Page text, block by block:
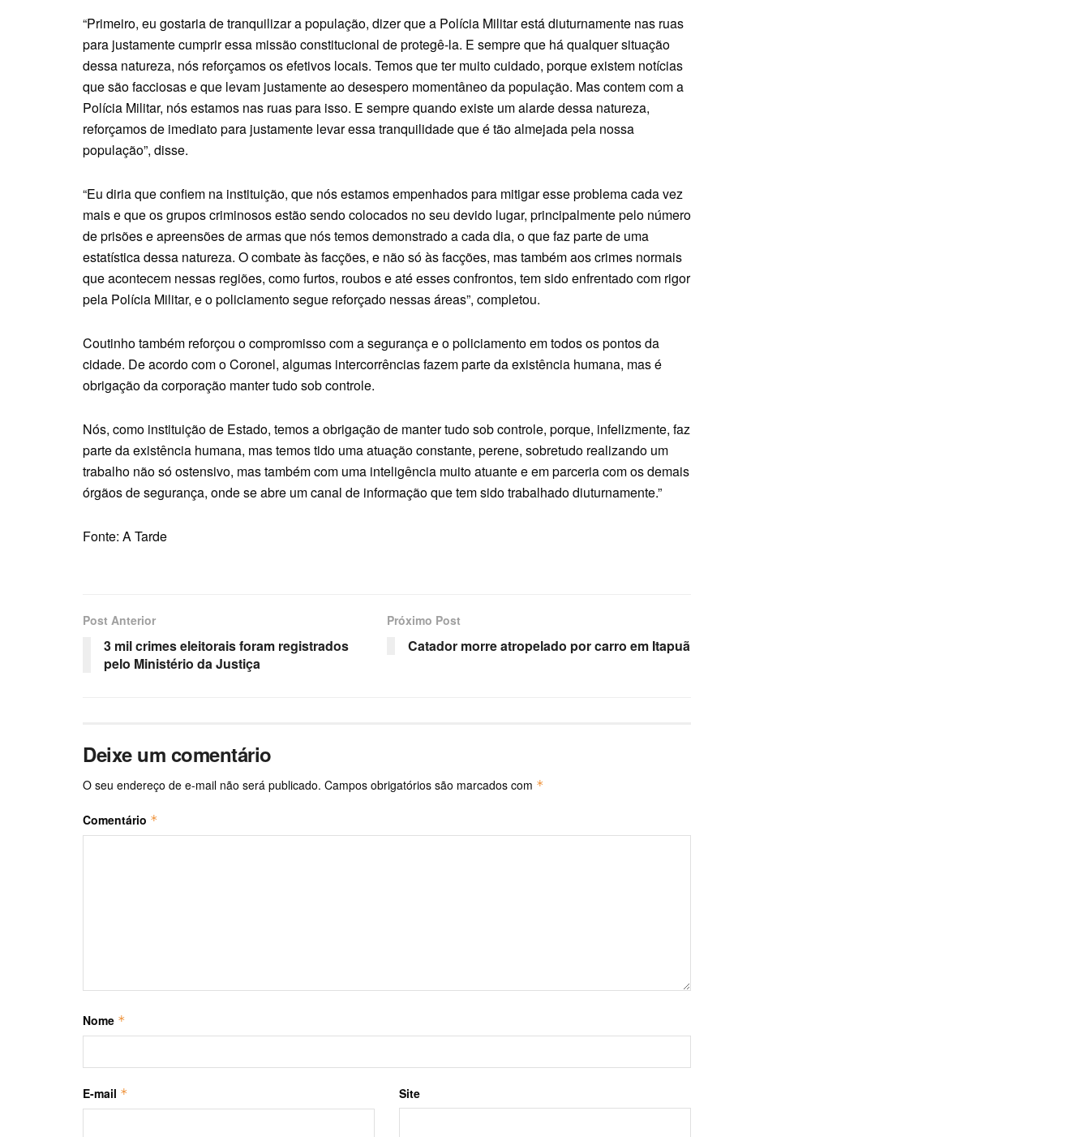
“Primeiro, eu gostaria de tranquilizar a população, dizer que a Polícia Militar está diuturnamente nas ruas
para justamente cumprir essa missão constitucional de protegê-la. E sempre que há qualquer situação
dessa natureza, nós reforçamos os efetivos locais. Temos que ter muito cuidado, porque existem notícias
que são facciosas e que levam justamente ao desespero momentâneo da população. Mas contem com a
Polícia Militar, nós estamos nas ruas para isso. E sempre quando existe um alarde dessa natureza,
reforçamos de imediato para justamente levar essa tranquilidade que é tão almejada pela nossa
população”, disse.
“Eu diria que confiem na instituição, que nós estamos empenhados para mitigar esse problema cada vez
mais e que os grupos criminosos estão sendo colocados no seu devido lugar, principalmente pelo número
de prisões e apreensões de armas que nós temos demonstrado a cada dia, o que faz parte de uma
estatística dessa natureza. O combate às facções, e não só às facções, mas também aos crimes normais
que acontecem nessas regiões, como furtos, roubos e até esses confrontos, tem sido enfrentado com rigor
pela Polícia Militar, e o policiamento segue reforçado nessas áreas”, completou.
Coutinho também reforçou o compromisso com a segurança e o policiamento em todos os pontos da
cidade. De acordo com o Coronel, algumas intercorrências fazem parte da existência humana, mas é
obrigação da corporação manter tudo sob controle.
Nós, como instituição de Estado, temos a obrigação de manter tudo sob controle, porque, infelizmente, faz
parte da existência humana, mas temos tido uma atuação constante, perene, sobretudo realizando um
trabalho não só ostensivo, mas também com uma inteligência muito atuante e em parceria com os demais
órgãos de segurança, onde se abre um canal de informação que tem sido trabalhado diuturnamente.”
Fonte: A Tarde
Post Anterior
3 mil crimes eleitorais foram registrados
pelo Ministério da Justiça
Próximo Post
Catador morre atropelado por carro em Itapuã
Deixe um comentário
O seu endereço de e-mail não será publicado. Campos obrigatórios são marcados com *
Comentário *
Nome *
E-mail * Site